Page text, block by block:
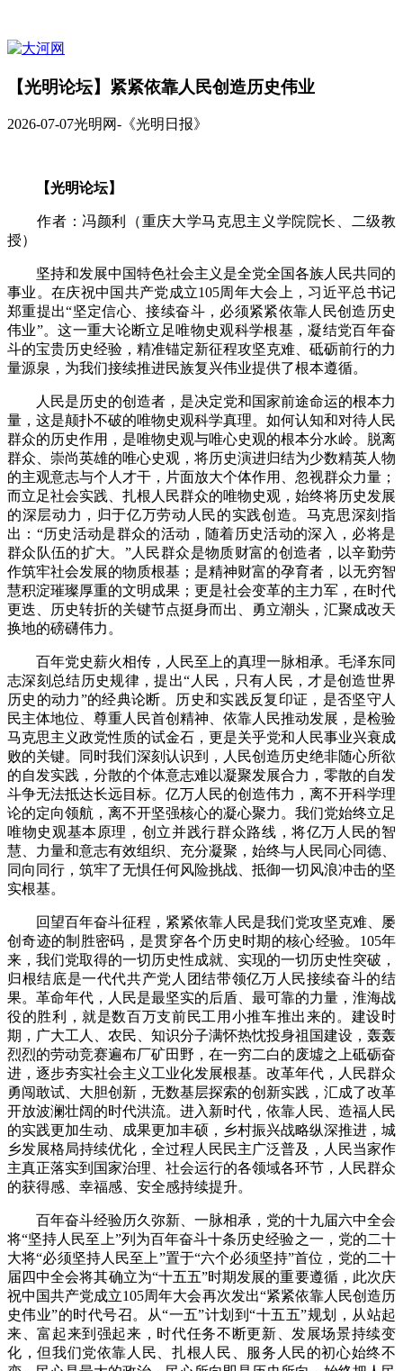
【光明论坛】紧紧依靠人民创造历史伟业
2026-07-07光明网-《光明日报》
【光明论坛】
作者：冯颜利（重庆大学马克思主义学院院长、二级教
授）
坚持和发展中国特色社会主义是全党全国各族人民共同的
事业。在庆祝中国共产党成立105周年大会上，习近平总书记
郑重提出“坚定信心、接续奋斗，必须紧紧依靠人民创造历史
伟业”。这一重大论断立足唯物史观科学根基，凝结党百年奋
斗的宝贵历史经验，精准锚定新征程攻坚克难、砥砺前行的力
量源泉，为我们接续推进民族复兴伟业提供了根本遵循。
人民是历史的创造者，是决定党和国家前途命运的根本力
量，这是颠扑不破的唯物史观科学真理。如何认知和对待人民
群众的历史作用，是唯物史观与唯心史观的根本分水岭。脱离
群众、崇尚英雄的唯心史观，将历史演进归结为少数精英人物
的主观意志与个人才干，片面放大个体作用、忽视群众力量；
而立足社会实践、扎根人民群众的唯物史观，始终将历史发展
的深层动力，归于亿万劳动人民的实践创造。马克思深刻指
出：“历史活动是群众的活动，随着历史活动的深入，必将是
群众队伍的扩大。”人民群众是物质财富的创造者，以辛勤劳
作筑牢社会发展的物质根基；是精神财富的孕育者，以无穷智
慧积淀璀璨厚重的文明成果；更是社会变革的主力军，在时代
更迭、历史转折的关键节点挺身而出、勇立潮头，汇聚成改天
换地的磅礴伟力。
百年党史薪火相传，人民至上的真理一脉相承。毛泽东同
志深刻总结历史规律，提出“人民，只有人民，才是创造世界
历史的动力”的经典论断。历史和实践反复印证，是否坚守人
民主体地位、尊重人民首创精神、依靠人民推动发展，是检验
马克思主义政党性质的试金石，更是关乎党和人民事业兴衰成
败的关键。同时我们深刻认识到，人民创造历史绝非随心所欲
的自发实践，分散的个体意志难以凝聚发展合力，零散的自发
斗争无法抵达长远目标。亿万人民的创造伟力，离不开科学理
论的定向领航，离不开坚强核心的凝心聚力。我们党始终立足
唯物史观基本原理，创立并践行群众路线，将亿万人民的智
慧、力量和意志有效组织、充分凝聚，始终与人民同心同德、
同向同行，筑牢了无惧任何风险挑战、抵御一切风浪冲击的坚
实根基。
回望百年奋斗征程，紧紧依靠人民是我们党攻坚克难、屡
创奇迹的制胜密码，是贯穿各个历史时期的核心经验。105年
来，我们党取得的一切历史性成就、实现的一切历史性突破，
归根结底是一代代共产党人团结带领亿万人民接续奋斗的结
果。革命年代，人民是最坚实的后盾、最可靠的力量，淮海战
役的胜利，就是数百万支前民工用小推车推出来的。建设时
期，广大工人、农民、知识分子满怀热忱投身祖国建设，轰轰
烈烈的劳动竞赛遍布厂矿田野，在一穷二白的废墟之上砥砺奋
进，逐步夯实社会主义工业化发展根基。改革年代，人民群众
勇闯敢试、大胆创新，无数基层探索的创新实践，汇成了改革
开放波澜壮阔的时代洪流。进入新时代，依靠人民、造福人民
的实践更加生动、成果更加丰硕，乡村振兴战略纵深推进，城
乡发展格局持续优化，全过程人民民主广泛普及，人民当家作
主真正落实到国家治理、社会运行的各领域各环节，人民群众
的获得感、幸福感、安全感持续提升。
百年奋斗经验历久弥新、一脉相承，党的十九届六中全会
将“坚持人民至上”列为百年奋斗十条历史经验之一，党的二十
大将“必须坚持人民至上”置于“六个必须坚持”首位，党的二十
届四中全会将其确立为“十五五”时期发展的重要遵循，此次庆
祝中国共产党成立105周年大会再次发出“紧紧依靠人民创造历
史伟业”的时代号召。从“一五”计划到“十五五”规划，从站起
来、富起来到强起来，时代任务不断更新、发展场景持续变
化，但我们党依靠人民、扎根人民、服务人民的初心始终不